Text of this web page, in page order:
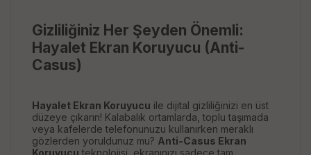
Gizliliğiniz Her Şeyden Önemli:
Hayalet Ekran Koruyucu (Anti-
Casus)
Hayalet Ekran Koruyucu ile dijital gizliliğinizi en üst
düzeye çıkarın! Kalabalık ortamlarda, toplu taşımada
veya kafelerde telefonunuzu kullanırken meraklı
gözlerden yoruldunuz mu? Anti-Casus Ekran